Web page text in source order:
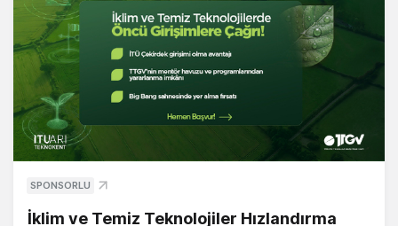
SPONSORLU
İklim ve Temiz Teknolojiler Hızlandırma